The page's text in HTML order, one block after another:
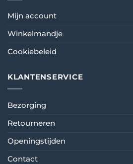
Mijn account
Winkelmandje
Cookiebeleid
KLANTENSERVICE
Bezorging
Retourneren
Openingstijden
Contact